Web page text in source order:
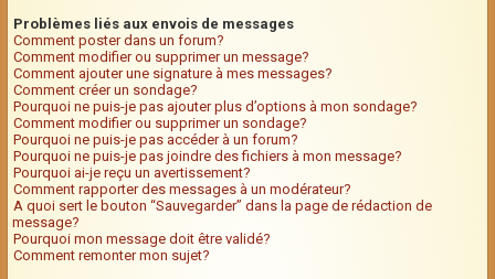
Problèmes liés aux envois de messages
Comment poster dans un forum?
Comment modifier ou supprimer un message?
Comment ajouter une signature à mes messages?
Comment créer un sondage?
Pourquoi ne puis-je pas ajouter plus d’options à mon sondage?
Comment modifier ou supprimer un sondage?
Pourquoi ne puis-je pas accéder à un forum?
Pourquoi ne puis-je pas joindre des fichiers à mon message?
Pourquoi ai-je reçu un avertissement?
Comment rapporter des messages à un modérateur?
A quoi sert le bouton “Sauvegarder” dans la page de rédaction de
message?
Pourquoi mon message doit être validé?
Comment remonter mon sujet?